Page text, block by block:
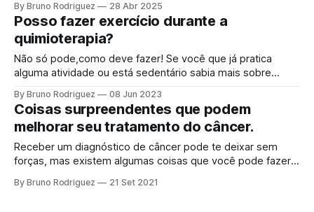
vida. Você sabia que praticar exercício físico regularmente
não só melhora sua saúde física e mental como também
pode ajudar na prevenção e até
By Bruno Rodriguez 28 Abr 2025
Posso fazer exercício durante a
quimioterapia?
Não só pode,como deve fazer! Se você que já pratica
alguma atividade ou está sedentário sabia mais sobre
um tratamento que utiliza medicamentos para destruir
células cancerosas no corpo. Embora seja uma forma
eficaz de combater o câncer, a quimioterapia pode
By Bruno Rodriguez 08 Jun 2023
Coisas surpreendentes que podem
melhorar seu tratamento do câncer.
Receber um diagnóstico de câncer pode te deixar sem
forças, mas existem algumas coisas que você pode fazer
do câncer. Atividade Física “Exercício físico é uma das
By Bruno Rodriguez 21 Set 2021